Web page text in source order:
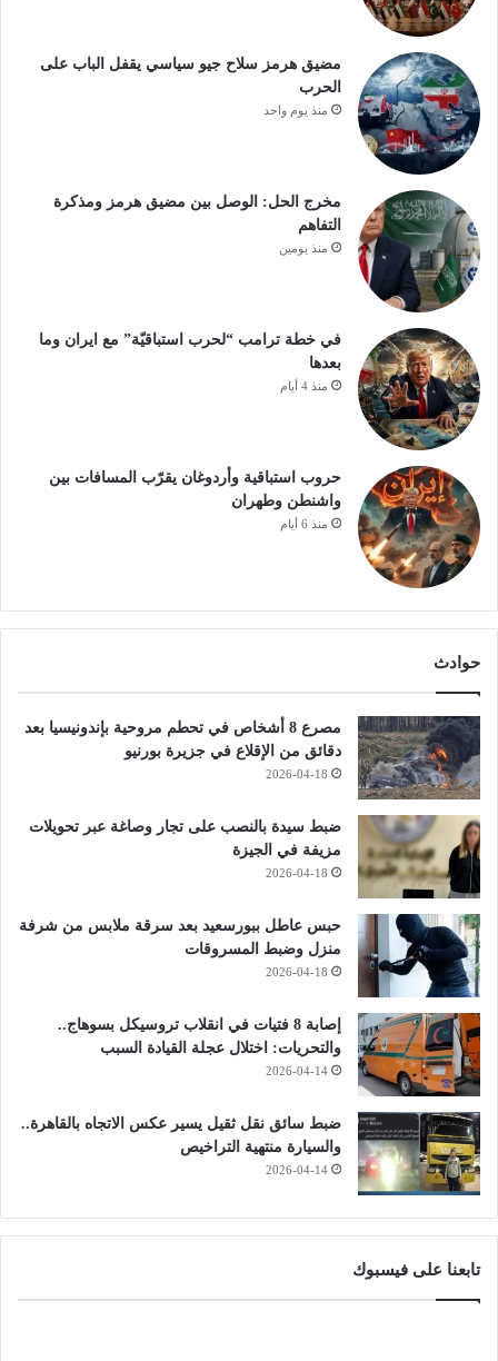
مضيق هرمز سلاح جيو سياسي يقفل الباب على
الحرب
منذ يوم واحد
مخرج الحل: الوصل بين مضيق هرمز ومذكرة
التفاهم
منذ يومين
في خطة ترامب “لحرب استباقيّة” مع ايران وما
بعدها
منذ 4 أيام
حروب استباقية وأردوغان يقرّب المسافات بين
واشنطن وطهران
منذ 6 أيام
حوادث
مصرع 8 أشخاص في تحطم مروحية بإندونيسيا بعد
دقائق من الإقلاع في جزيرة بورنيو
2026-04-18
ضبط سيدة بالنصب على تجار وصاغة عبر تحويلات
مزيفة في الجيزة
2026-04-18
حبس عاطل ببورسعيد بعد سرقة ملابس من شرفة
منزل وضبط المسروقات
2026-04-18
إصابة 8 فتيات في انقلاب تروسيكل بسوهاج..
والتحريات: اختلال عجلة القيادة السبب
2026-04-14
ضبط سائق نقل ثقيل يسير عكس الاتجاه بالقاهرة..
والسيارة منتهية التراخيص
2026-04-14
تابعنا على فيسبوك